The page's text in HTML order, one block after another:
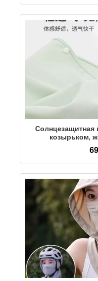
Солнцезащитная
козырьком,
солнцезащитная
шляпа, женская
шейный платок,